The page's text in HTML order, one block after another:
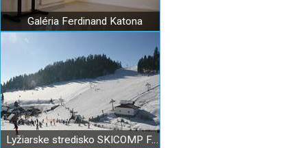
Galéria Ferdinand Katona
Lyžiarske stredisko SKICOMP FAKĽOVKA Litmanová